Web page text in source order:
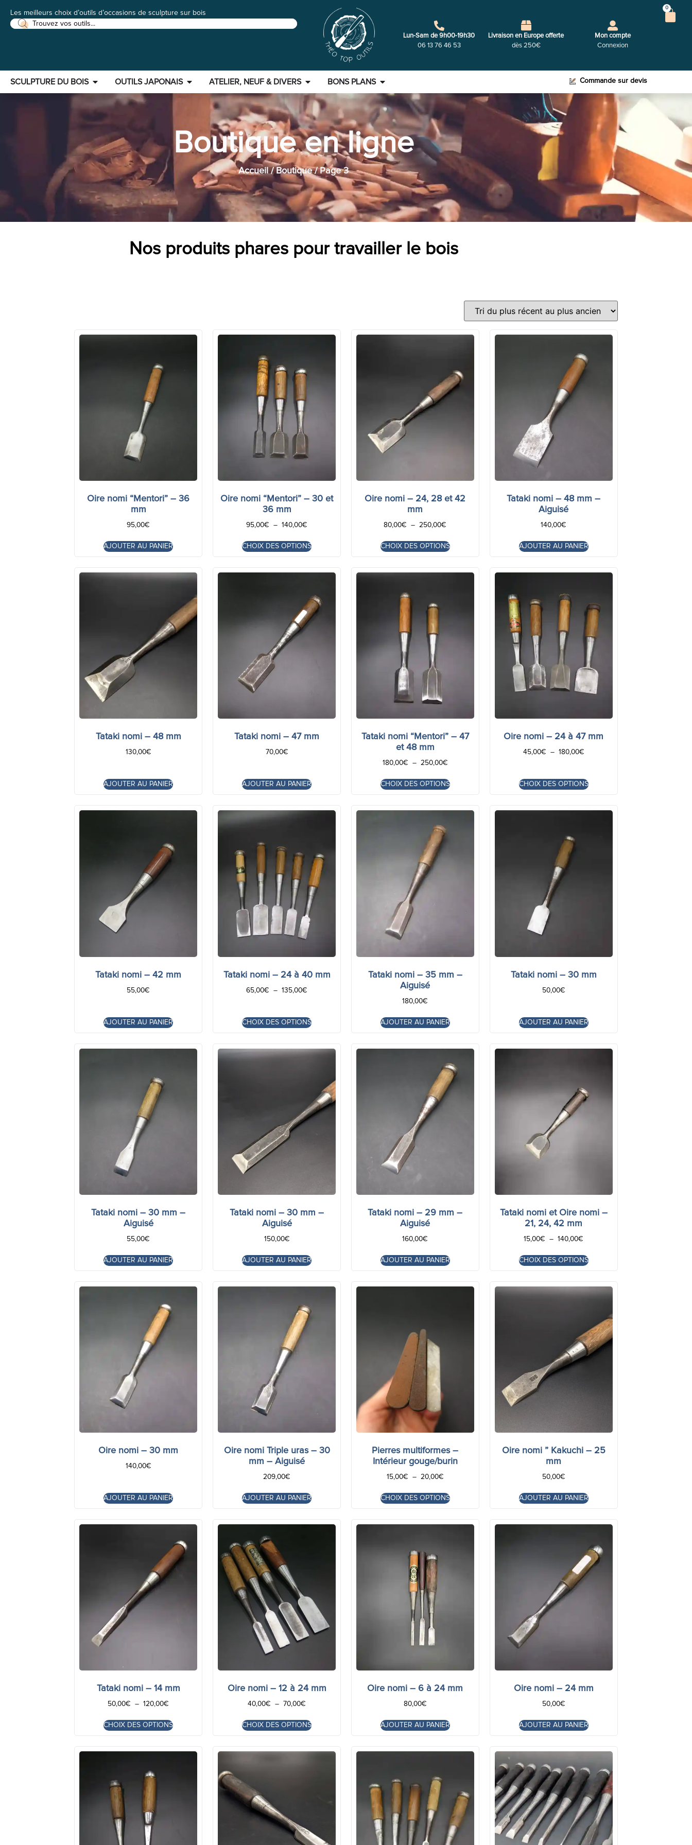
Les meilleurs choix d’outils d’occasions de sculpture sur bois
Lun-Sam de 9h00-19h30
06 13 76 46 53
Livraison en Europe offerte
dès 250€
Mon compte
Connexion
0
SCULPTURE DU BOIS OUTILS JAPONAIS ATELIER, NEUF & DIVERS BONS PLANS Commande sur devis
Boutique en ligne
Accueil/Boutique/ Page 3
Nos produits phares pour travailler le bois
Oire nomi “Mentori” – 36
mm
95,00€
AJOUTER AU PANIER
Oire nomi “Mentori” – 30 et
36 mm
95,00€ – 140,00€
CHOIX DES OPTIONS
Oire nomi – 24, 28 et 42
mm
80,00€ – 250,00€
CHOIX DES OPTIONS
Tataki nomi – 48 mm –
Aiguisé
140,00€
AJOUTER AU PANIER
Tataki nomi – 48 mm
130,00€
AJOUTER AU PANIER
Tataki nomi – 47 mm
70,00€
AJOUTER AU PANIER
Tataki nomi “Mentori” – 47
et 48 mm
180,00€ – 250,00€
CHOIX DES OPTIONS
Oire nomi – 24 à 47 mm
45,00€ – 180,00€
CHOIX DES OPTIONS
Tataki nomi – 42 mm
55,00€
AJOUTER AU PANIER
Tataki nomi – 24 à 40 mm
65,00€ – 135,00€
CHOIX DES OPTIONS
Tataki nomi – 35 mm –
Aiguisé
180,00€
AJOUTER AU PANIER
Tataki nomi – 30 mm
50,00€
AJOUTER AU PANIER
Tataki nomi – 30 mm –
Aiguisé
55,00€
AJOUTER AU PANIER
Tataki nomi – 30 mm –
Aiguisé
150,00€
AJOUTER AU PANIER
Tataki nomi – 29 mm –
Aiguisé
160,00€
AJOUTER AU PANIER
Tataki nomi et Oire nomi –
21, 24, 42 mm
15,00€ – 140,00€
CHOIX DES OPTIONS
Oire nomi – 30 mm
140,00€
AJOUTER AU PANIER
Oire nomi Triple uras – 30
mm – Aiguisé
209,00€
AJOUTER AU PANIER
Pierres multiformes –
Intérieur gouge/burin
15,00€ – 20,00€
CHOIX DES OPTIONS
Oire nomi ” Kakuchi – 25
mm
50,00€
AJOUTER AU PANIER
Tataki nomi – 14 mm
50,00€ – 120,00€
CHOIX DES OPTIONS
Oire nomi – 12 à 24 mm
40,00€ – 70,00€
CHOIX DES OPTIONS
Oire nomi – 6 à 24 mm
80,00€
AJOUTER AU PANIER
Oire nomi – 24 mm
50,00€
AJOUTER AU PANIER